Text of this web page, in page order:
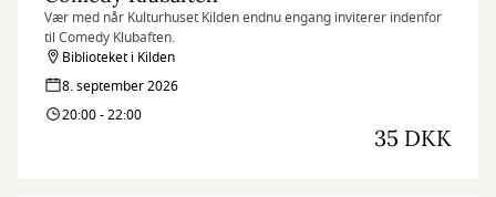
Vær med når Kulturhuset Kilden endnu engang inviterer indenfor
til Comedy Klubaften.
Biblioteket i Kilden
8. september 2026
20:00 - 22:00
35 DKK